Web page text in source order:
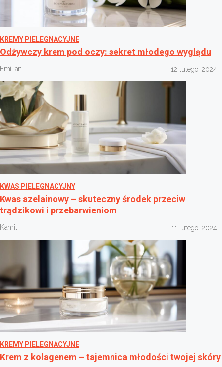
KREMY PIELEGNACYJNE
Odżywczy krem pod oczy: sekret młodego wyglądu
Emilian 12 lutego, 2024
KWAS PIELEGNACYJNY
Kwas azelainowy – skuteczny środek przeciw
trądzikowi i przebarwieniom
Kamil 11 lutego, 2024
KREMY PIELEGNACYJNE
Krem z kolagenem – tajemnica młodości twojej skóry